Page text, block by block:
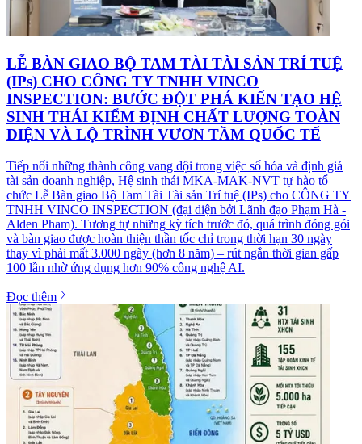
LỄ BÀN GIAO BỘ TAM TÀI TÀI SẢN TRÍ TUỆ
(IPs) CHO CÔNG TY TNHH VINCO
INSPECTION: BƯỚC ĐỘT PHÁ KIẾN TẠO HỆ
SINH THÁI KIỂM ĐỊNH CHẤT LƯỢNG TOÀN
DIỆN VÀ LỘ TRÌNH VƯƠN TẦM QUỐC TẾ
Tiếp nối những thành công vang dội trong việc số hóa và định giá
tài sản doanh nghiệp, Hệ sinh thái MKA-MAK-NVT tự hào tổ
chức Lễ Bàn giao Bộ Tam Tài Tài sản Trí tuệ (IPs) cho CÔNG TY
TNHH VINCO INSPECTION (đại diện bởi Lãnh đạo Phạm Hà -
Alden Pham). Tương tự những kỳ tích trước đó, quá trình đóng gói
và bàn giao được hoàn thiện thần tốc chỉ trong thời hạn 30 ngày
thay vì phải mất 3.000 ngày (hơn 8 năm) – rút ngắn thời gian gấp
100 lần nhờ ứng dụng hơn 90% công nghệ AI.
Đọc thêm